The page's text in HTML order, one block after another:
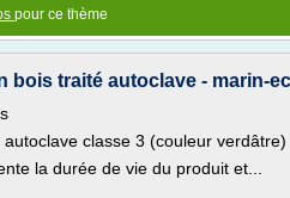
pour ce thème
bois traité autoclave - marin-
classe 3 (couleur verdâtre)
la durée de vie du produit et...